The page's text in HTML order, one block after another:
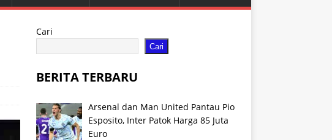
Cari
Cari
BERITA TERBARU
Arsenal dan Man United Pantau Pio
Esposito, Inter Patok Harga 85 Juta
Euro